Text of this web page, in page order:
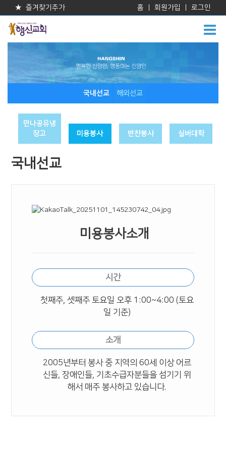
★ 즐겨찾기추가 홈 회원가입 로그인
국내선교 해외선교
만나공유냉
장고
미용봉사 반찬봉사 실버대학
국내선교
미용봉사소개
시간
첫째주, 셋째주 토요일 오후 1:00~4:00 (토요
일 기준)
소개
2005년부터 봉사 중지역의 60세 이상 어르
신들, 장애인들, 기초수급자분들을 섬기기 위
해서 매주 봉사하고 있습니다.